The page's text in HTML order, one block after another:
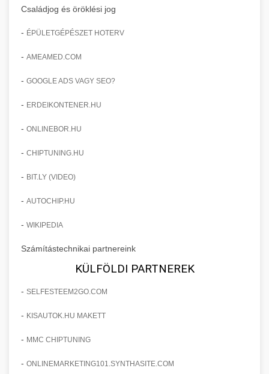
Családjog és öröklési jog
- ÉPÜLETGÉPÉSZET HOTERV
- AMEAMED.COM
- GOOGLE ADS VAGY SEO?
- ERDEIKONTENER.HU
- ONLINEBOR.HU
- CHIPTUNING.HU
- BIT.LY (VIDEO)
- AUTOCHIP.HU
- WIKIPEDIA
Számítástechnikai partnereink
KÜLFÖLDI PARTNEREK
- SELFESTEEM2GO.COM
- KISAUTOK.HU MAKETT
- MMC CHIPTUNING
- ONLINEMARKETING101.SYNTHASITE.COM